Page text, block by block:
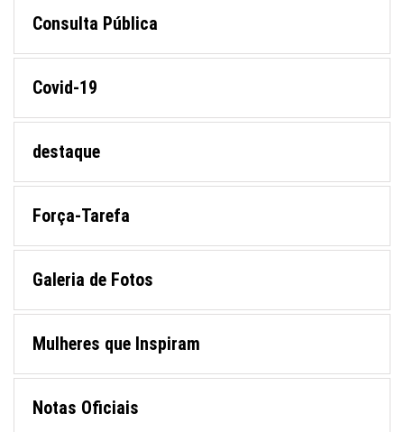
Consulta Pública
Covid-19
destaque
Força-Tarefa
Galeria de Fotos
Mulheres que Inspiram
Notas Oficiais